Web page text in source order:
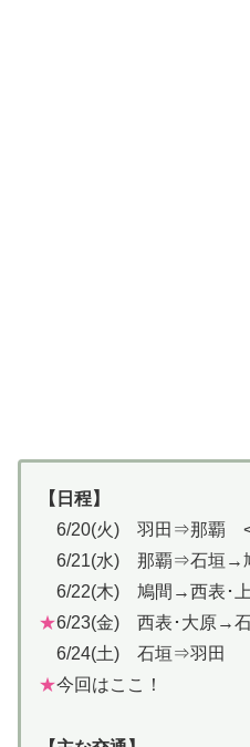
【日程】
6/20(火) 羽田⇒那覇 <
6/21(水) 那覇⇒石垣→
6/22(木) 鳩間→西表･
★6/23(金) 西表･大原→
6/24(土) 石垣⇒羽田
★今回はここ！